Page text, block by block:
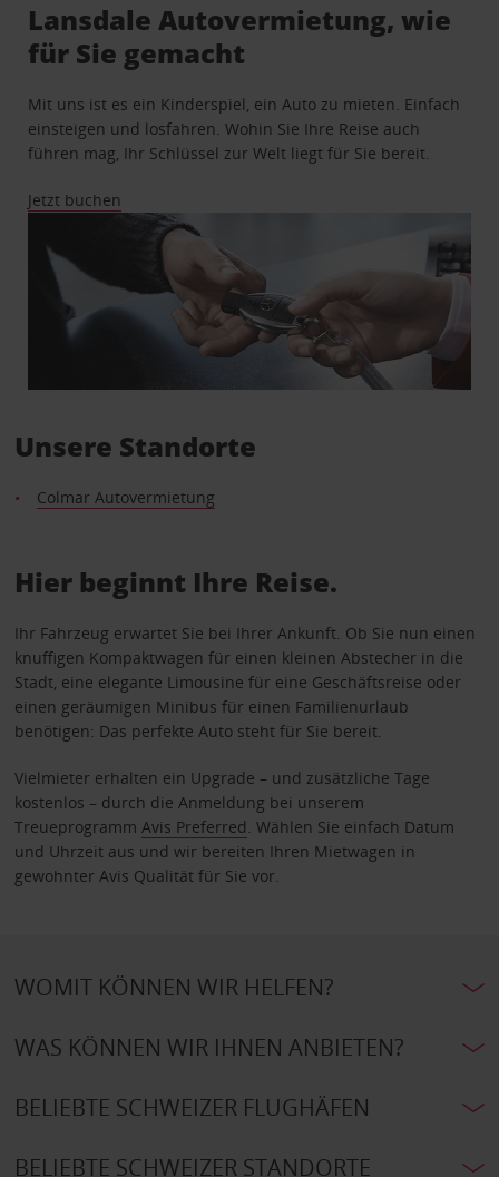
Lansdale Autovermietung, wie
für Sie gemacht
Mit uns ist es ein Kinderspiel, ein Auto zu mieten. Einfach
einsteigen und losfahren. Wohin Sie Ihre Reise auch
führen mag, Ihr Schlüssel zur Welt liegt für Sie bereit.
Jetzt buchen
Unsere Standorte
Colmar Autovermietung
Hier beginnt Ihre Reise.
Ihr Fahrzeug erwartet Sie bei Ihrer Ankunft. Ob Sie nun einen
knuffigen Kompaktwagen für einen kleinen Abstecher in die
Stadt, eine elegante Limousine für eine Geschäftsreise oder
einen geräumigen Minibus für einen Familienurlaub
benötigen: Das perfekte Auto steht für Sie bereit.
Vielmieter erhalten ein Upgrade – und zusätzliche Tage
kostenlos – durch die Anmeldung bei unserem
Treueprogramm Avis Preferred . Wählen Sie einfach Datum
und Uhrzeit aus und wir bereiten Ihren Mietwagen in
gewohnter Avis Qualität für Sie vor.
WOMIT KÖNNEN WIR HELFEN?
WAS KÖNNEN WIR IHNEN ANBIETEN?
BELIEBTE SCHWEIZER FLUGHÄFEN
BELIEBTE SCHWEIZER STANDORTE